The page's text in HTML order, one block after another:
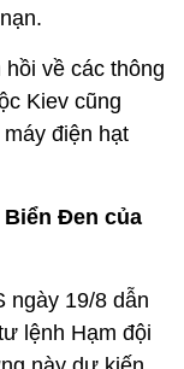
về các thông
Kiev cũng
điện hạt
Đen của
ngày 19/8 dẫn
lệnh Hạm đội